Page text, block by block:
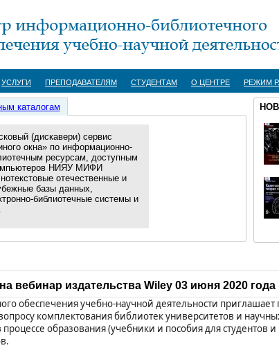
УСЛУГИ ПРЕПОДАВАТЕЛЯМ СТУДЕНТАМ О ЦЕНТРЕ РЕЖИМ
каталогам
(дискавери) сервис
окна» по информационно-
ресурсам, доступным
НИЯУ МИФИ
отечественные и
базы данных,
библиотечные системы и
вебинар издательства Wiley 03 июня 2020
обеспечения учебно-научной деятельности приглашает
комплектования библиотек университетов и
образования (учебники и пособия для студентов